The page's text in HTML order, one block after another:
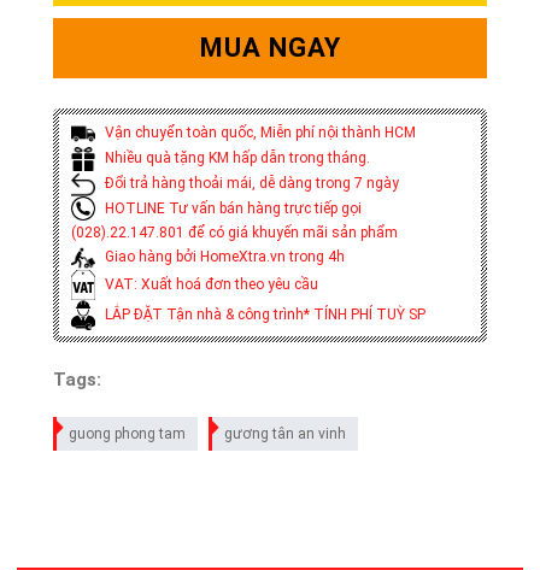
MUA NGAY
Vận chuyển toàn quốc, Miễn phí nội thành HCM
Nhiều quà tặng KM hấp dẫn trong tháng.
Đổi trả hàng thoải mái, dễ dàng trong 7 ngày
HOTLINE Tư vấn bán hàng trực tiếp gọi
(028).22.147.801 để có giá khuyến mãi sản phẩm
Giao hàng bởi HomeXtra.vn trong 4h
VAT: Xuất hoá đơn theo yêu cầu
LẮP ĐẶT Tận nhà & công trình* TÍNH PHÍ TUỲ SP
Tags:
guong phong tam gương tân an vinh